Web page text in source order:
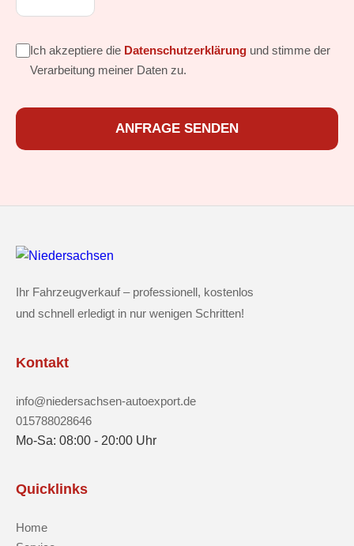
Ich akzeptiere die Datenschutzerklärung und stimme der
Verarbeitung meiner Daten zu.
ANFRAGE SENDEN
Ihr Fahrzeugverkauf – professionell, kostenlos
und schnell erledigt in nur wenigen Schritten!
Kontakt
info@niedersachsen-autoexport.de
015788028646
Mo-Sa: 08:00 - 20:00 Uhr
Quicklinks
Home